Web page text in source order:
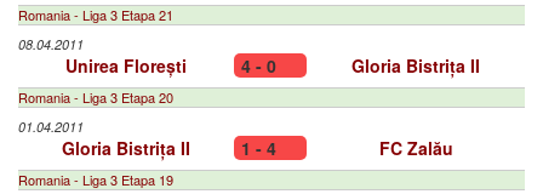
Romania - Liga 3 Etapa 21
08.04.2011
Unirea Florești 4 - 0 Gloria Bistrița II
Romania - Liga 3 Etapa 20
01.04.2011
Gloria Bistrița II 1 - 4 FC Zalău
Romania - Liga 3 Etapa 19